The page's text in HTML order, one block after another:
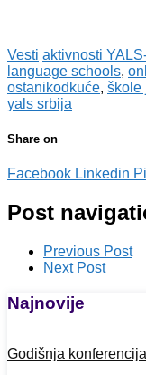
Vesti aktivnosti
language schools,
ostanikodkuće, škole
yals srbija
Share on
Facebook Linkedin
Post
Previous Post
Next Post
Najnovije
Godišnja